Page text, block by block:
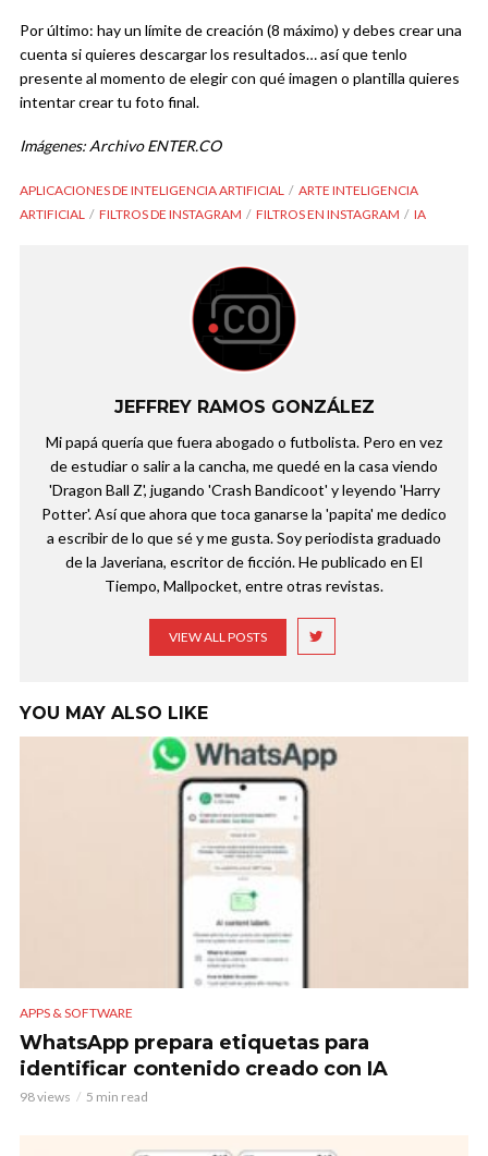
Por último: hay un límite de creación (8 máximo) y debes crear una
cuenta si quieres descargar los resultados… así que tenlo
presente al momento de elegir con qué imagen o plantilla quieres
intentar crear tu foto final.
Imágenes: Archivo ENTER.CO
APLICACIONES DE INTELIGENCIA ARTIFICIAL
ARTE INTELIGENCIA
ARTIFICIAL
FILTROS DE INSTAGRAM FILTROS EN INSTAGRAM IA
JEFFREY RAMOS GONZÁLEZ
Mi papá quería que fuera abogado o futbolista. Pero en vez
de estudiar o salir a la cancha, me quedé en la casa viendo
'Dragon Ball Z', jugando 'Crash Bandicoot' y leyendo 'Harry
Potter'. Así que ahora que toca ganarse la 'papita' me dedico
a escribir de lo que sé y me gusta. Soy periodista graduado
de la Javeriana, escritor de ficción. He publicado en El
Tiempo, Mallpocket, entre otras revistas.
VIEW ALL POSTS
YOU MAY ALSO LIKE
APPS & SOFTWARE
WhatsApp prepara etiquetas para
identificar contenido creado con IA
98 views 5 min read